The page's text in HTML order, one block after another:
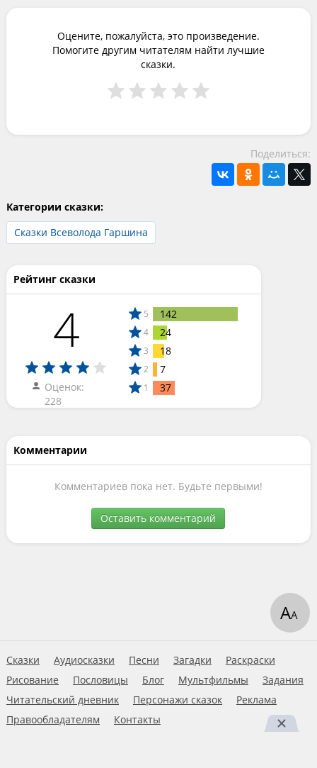
Оцените, пожалуйста, это произведение.
Помогите другим читателям найти лучшие
сказки.
Поделиться:
Категории сказки:
Сказки Всеволода Гаршина
Рейтинг сказки
4
Оценок:
228
5 142
4 24
3 18
2 7
1 37
Комментарии
Комментариев пока нет. Будьте первыми!
Оставить комментарий
Сказки Аудиосказки Песни Загадки
Раскраски
Рисование
Пословицы Блог Мультфильмы
Задания
Читательский дневник
Персонажи сказок
Реклама
Правообладателям
Контакты
АА